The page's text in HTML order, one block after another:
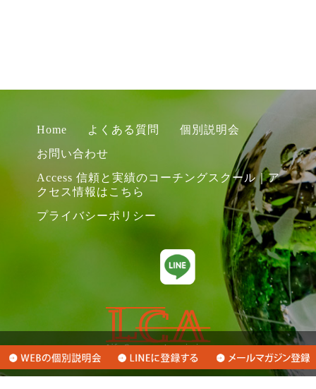
Home よくある質問
個別説明会
お問い合わせ
Access 信頼と実績のコーチングスクール｜ア
クセス情報はこちら
プライバシーポリシー